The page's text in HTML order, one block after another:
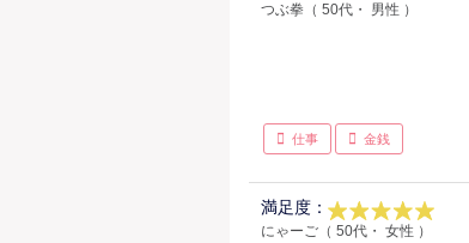
つぶ拳（ 50代・ 男性 ）
仕事 金銭
満足度：
にゃーご（ 50代・ 女性 ）